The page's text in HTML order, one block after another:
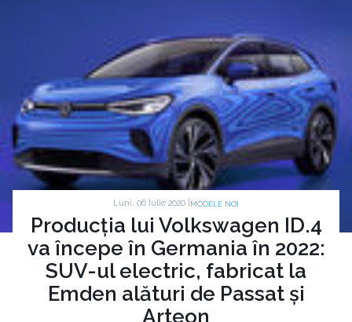
Luni, 06 Iulie 2020 | MODELE NOI
Producția lui Volkswagen ID.4
va începe în Germania în 2022:
SUV-ul electric, fabricat la
Emden alături de Passat și
Arteon